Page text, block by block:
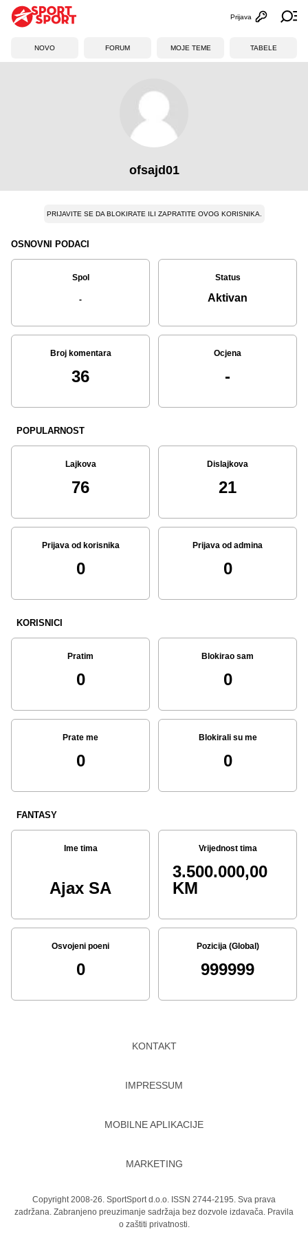
Otvori
Prijava
NOVO FORUM MOJE TEME TABELE
ofsajd01
PRIJAVITE SE DA BLOKIRATE ILI ZAPRATITE OVOG KORISNIKA.
OSNOVNI PODACI
Spol
-
Status
Aktivan
Broj komentara
36
Ocjena
-
POPULARNOST
Lajkova
76
Dislajkova
21
Prijava od korisnika
0
Prijava od admina
0
KORISNICI
Pratim
0
Blokirao sam
0
Prate me
0
Blokirali su me
0
FANTASY
Ime tima
Ajax SA
Vrijednost tima
3.500.000,00
KM
Osvojeni poeni
0
Pozicija (Global)
999999
KONTAKT
IMPRESSUM
MOBILNE APLIKACIJE
MARKETING
Copyright 2008-26. SportSport d.o.o. ISSN 2744-2195. Sva prava
zadržana. Zabranjeno preuzimanje sadržaja bez dozvole izdavača. Pravila
o zaštiti privatnosti.